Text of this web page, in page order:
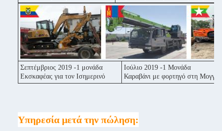
Σεπτέμβριος 2019 -1 μονάδα
Εκσκαφέας για τον Ισημερινό
Ιούλιο 2019 -1 Μονάδα
Καραβάνι με φορτηγό στη
Υπηρεσία μετά την πώληση: